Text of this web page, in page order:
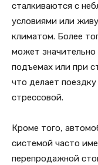
сталкиваются с
условиями или
климатом. Более
может
подъемах или при
что делает
стрессовой.
Кроме того,
системой часто
перепродажной